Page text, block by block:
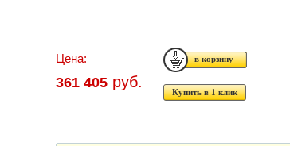
Цена:
361 405 руб.
Купить в 1 клик